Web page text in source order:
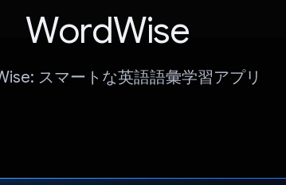
WordWise
スマートな英語語彙学習アプリ